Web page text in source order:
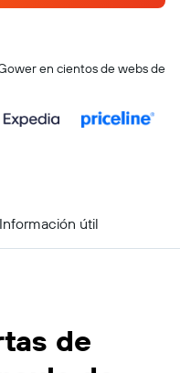
en cientos de webs de
Información útil
de